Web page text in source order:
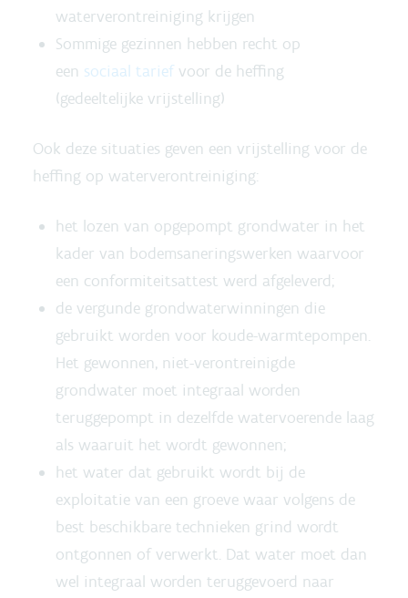
waterverontreiniging krijgen
Sommige gezinnen hebben recht op
een sociaal tarief voor de heffing
(gedeeltelijke vrijstelling)
Ook deze situaties geven een vrijstelling voor de
heffing op waterverontreiniging:
het lozen van opgepompt grondwater in het
kader van bodemsaneringswerken waarvoor
een conformiteitsattest werd afgeleverd;
de vergunde grondwaterwinningen die
gebruikt worden voor koude-warmtepompen.
Het gewonnen, niet-verontreinigde
grondwater moet integraal worden
teruggepompt in dezelfde watervoerende laag
als waaruit het wordt gewonnen;
het water dat gebruikt wordt bij de
exploitatie van een groeve waar volgens de
best beschikbare technieken grind wordt
ontgonnen of verwerkt. Dat water moet dan
wel integraal worden teruggevoerd naar